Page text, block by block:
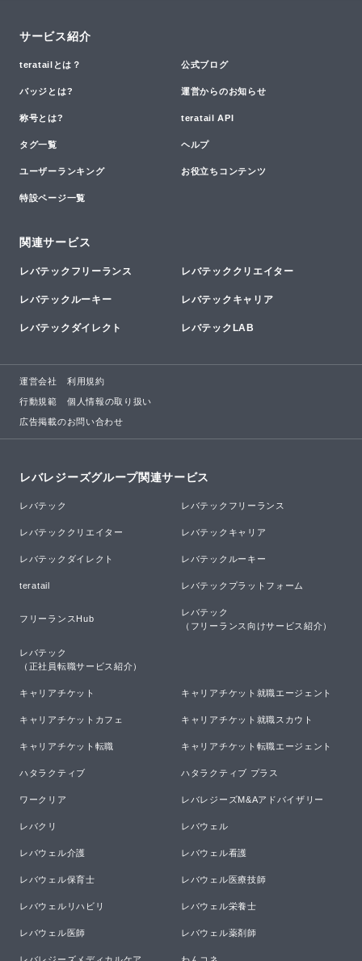
サービス紹介
teratailとは？ 公式ブログ
バッジとは? 運営からのお知らせ
称号とは? teratail API
タグ一覧 ヘルプ
ユーザーランキング お役立ちコンテンツ
特設ページ一覧
関連サービス
レバテックフリーランス レバテッククリエイター
レバテックルーキー レバテックキャリア
レバテックダイレクト レバテックLAB
運営会社 利用規約
行動規範 個人情報の取り扱い
広告掲載のお問い合わせ
レバレジーズグループ関連サービス
レバテック レバテックフリーランス
レバテッククリエイター レバテックキャリア
レバテックダイレクト レバテックルーキー
teratail レバテックプラットフォーム
フリーランスHub
レバテック
（フリーランス向けサービス紹介）
レバテック
（正社員転職サービス紹介）
キャリアチケット キャリアチケット就職エージェント
キャリアチケットカフェ キャリアチケット就職スカウト
キャリアチケット転職 キャリアチケット転職エージェント
ハタラクティブ ハタラクティブ プラス
ワークリア レバレジーズM&Aアドバイザリー
レバクリ レバウェル
レバウェル介護 レバウェル看護
レバウェル保育士 レバウェル医療技師
レバウェルリハビリ レバウェル栄養士
レバウェル医師 レバウェル薬剤師